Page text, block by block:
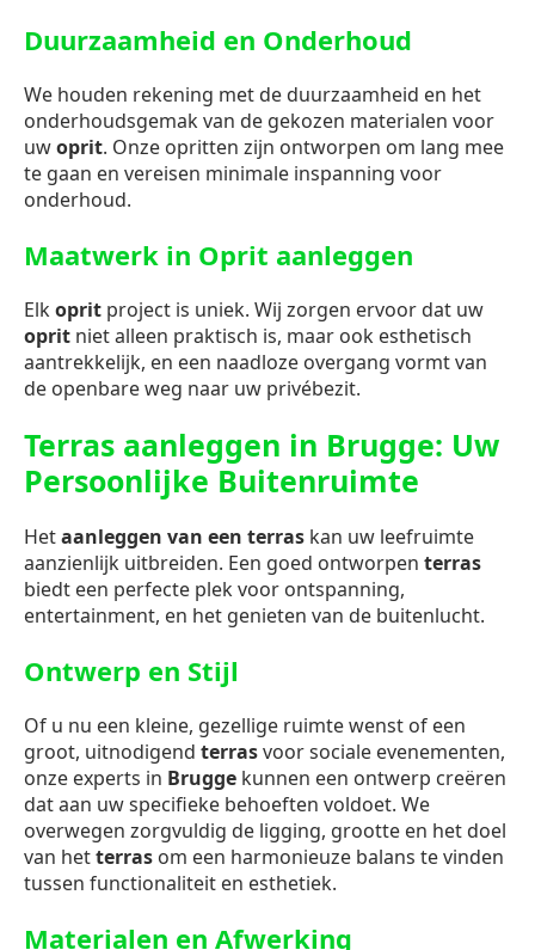
Duurzaamheid en Onderhoud
We houden rekening met de duurzaamheid en het
onderhoudsgemak van de gekozen materialen voor
uwoprit. Onze opritten zijn ontworpen om lang mee
te gaan en vereisen minimale inspanning voor
onderhoud.
Maatwerk in Oprit aanleggen
Elkoprit project is uniek. Wij zorgen ervoor dat uw
oprit niet alleen praktisch is, maar ook esthetisch
aantrekkelijk, en een naadloze overgang vormt van
de openbare weg naar uw privébezit.
Terras aanleggen in Brugge: Uw
Persoonlijke Buitenruimte
Hetaanleggen van een terras kan uw leefruimte
aanzienlijk uitbreiden. Een goed ontworpen terras
biedt een perfecte plek voor ontspanning,
entertainment, en het genieten van de buitenlucht.
Ontwerp en Stijl
Of u nu een kleine, gezellige ruimte wenst of een
groot, uitnodigend terrasvoor sociale evenementen,
onze experts in Brugge kunnen een ontwerp creëren
dat aan uw specifieke behoeften voldoet. We
overwegen zorgvuldig de ligging, grootte en het doel
van hetterras om een harmonieuze balans te vinden
tussen functionaliteit en esthetiek.
Materialen en Afwerking